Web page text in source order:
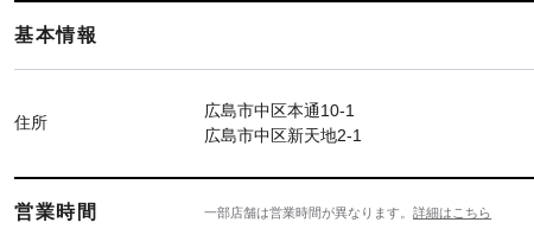
基本情報
住所
広島市中区本通10-1
広島市中区新天地2-1
営業時間 一部店舗は営業時間が異なります。詳細はこちら